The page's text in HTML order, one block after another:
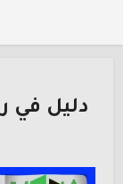
دليل في